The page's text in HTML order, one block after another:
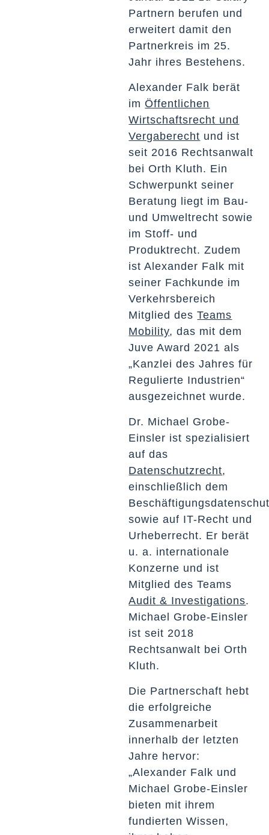
Partnern berufen und
erweitert damit den
Partnerkreis im 25.
Jahr ihres Bestehens.
Alexander Falk berät
imÖffentlichen
Wirtschaftsrecht und
Vergaberecht und ist
seit 2016 Rechtsanwalt
bei Orth Kluth. Ein
Schwerpunkt seiner
Beratung liegt im Bau-
und Umweltrecht sowie
im Stoff- und
Produktrecht. Zudem
ist Alexander Falk mit
seiner Fachkunde im
Verkehrsbereich
Mitglied desTeams
Mobility, das mit dem
Juve Award 2021 als
„Kanzlei des Jahres für
Regulierte Industrien“
ausgezeichnet wurde.
Dr. Michael Grobe-
Einsler ist spezialisiert
auf das
Datenschutzrecht,
einschließlich dem
sowie auf IT-Recht und
Urheberrecht. Er berät
u. a. internationale
Konzerne und ist
Mitglied des Teams
Audit & Investigations.
Michael Grobe-Einsler
ist seit 2018
Rechtsanwalt bei Orth
Kluth.
Die Partnerschaft hebt
die erfolgreiche
Zusammenarbeit
innerhalb der letzten
Jahre hervor:
„Alexander Falk und
Michael Grobe-Einsler
bieten mit ihrem
fundierten Wissen,